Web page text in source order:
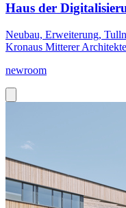
Haus der
Neubau, Erweiterung,
Kronaus Mitterer
newroom